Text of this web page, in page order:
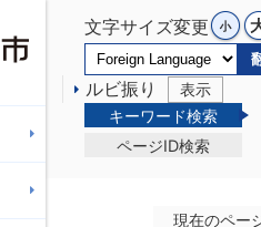
文字サイズ変更
ルビ振り
表示
キーワード検索
ページID検索
現在のペー